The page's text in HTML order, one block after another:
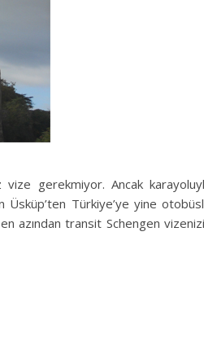
gerekmiyor. Ancak
Üsküp’ten Türkiye’ye yine
azından transit Schengen